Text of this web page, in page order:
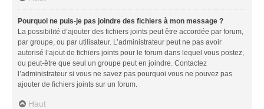
Pourquoi ne puis-je pas joindre des fichiers à mon message ?
La possibilité d’ajouter des fichiers joints peut être accordée par forum,
par groupe, ou par utilisateur. L’administrateur peut ne pas avoir
autorisé l’ajout de fichiers joints pour le forum dans lequel vous postez,
ou peut-être que seul un groupe peut en joindre. Contactez
l’administrateur si vous ne savez pas pourquoi vous ne pouvez pas
ajouter de fichiers joints sur un forum.
Haut